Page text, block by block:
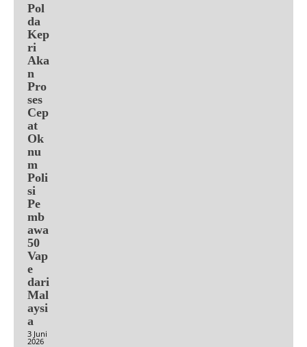
Pol
da
Kep
ri
Aka
n
Pro
ses
Cep
at
Ok
nu
m
Poli
si
Pe
mb
awa
50
Vap
e
dari
Mal
aysi
a
3 Juni
2026